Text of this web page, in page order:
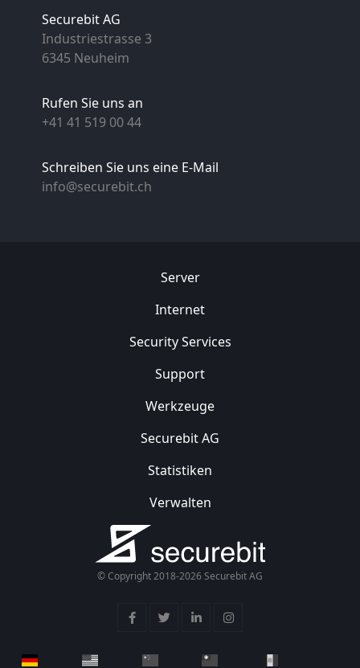
Securebit AG
Industriestrasse 3
6345 Neuheim
Rufen Sie uns an
+41 41 519 00 44
Schreiben Sie uns eine E-Mail
info@securebit.ch
Server
Internet
Security Services
Support
Werkzeuge
Securebit AG
Statistiken
Verwalten
© Copyright 2018-2026 Securebit AG